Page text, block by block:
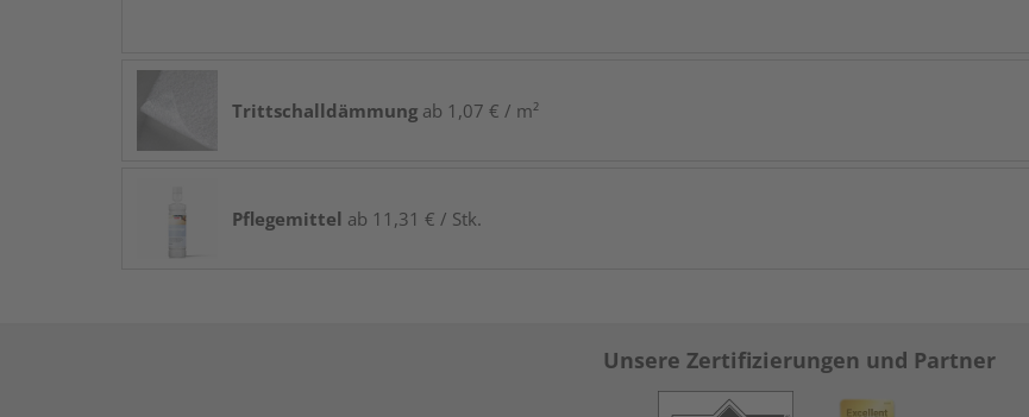
Trittschalldämmung ab 1,07 € / m²
Pflegemittel ab 11,31 € / Stk.
Unsere Zertifizierungen und Partner